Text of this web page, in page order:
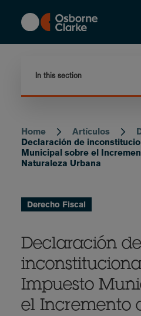
content
In this section
Breadcrumb
Home Artículos
Declaración de
Municipal sobre el
Naturaleza Urbana
Derecho Fiscal
Declaración de
Impuesto
el Incremento